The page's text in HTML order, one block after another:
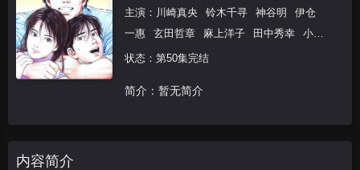
主演： 川崎真央 铃木千寻 神谷明
伊仓
一惠
玄田哲章 麻上洋子 田中秀幸
小山
茉美
矢田耕司 有本钦隆
子
野岛裕史 野岛健儿
状态：第50集完结
简介：暂无简介
内容简介